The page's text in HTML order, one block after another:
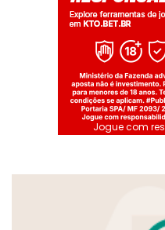
Jogue com